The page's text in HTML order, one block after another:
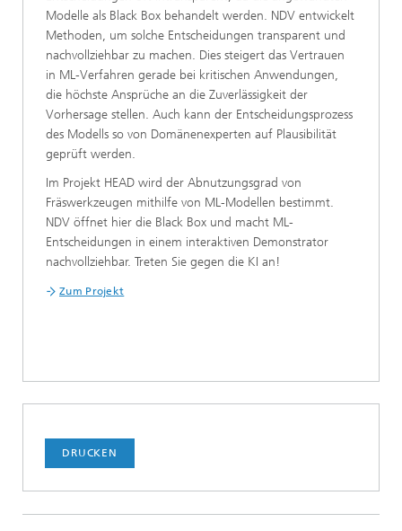
Modelle als Black Box behandelt werden. NDV entwickelt
Methoden, um solche Entscheidungen transparent und
nachvollziehbar zu machen. Dies steigert das Vertrauen
in ML-Verfahren gerade bei kritischen Anwendungen,
die höchste Ansprüche an die Zuverlässigkeit der
Vorhersage stellen. Auch kann der Entscheidungsprozess
des Modells so von Domänenexperten auf Plausibilität
geprüft werden.
Im Projekt HEAD wird der Abnutzungsgrad von
Fräswerkzeugen mithilfe von ML-Modellen bestimmt.
NDV öffnet hier die Black Box und macht ML-
Entscheidungen in einem interaktiven Demonstrator
nachvollziehbar. Treten Sie gegen die KI an!
Zum Projekt
DRUCKEN